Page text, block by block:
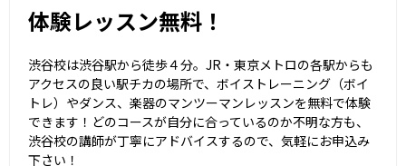
体験レッスン無料！
渋谷校は渋谷駅から徒歩４分。JR・東京メトロの各駅からも
アクセスの良い駅チカの場所で、ボイストレーニング（ボイ
トレ）やダンス、楽器のマンツーマンレッスンを無料で体験
できます！どのコースが自分に合っているのか不明な方も、
渋谷校の講師が丁寧にアドバイスするので、気軽にお申込み
下さい！